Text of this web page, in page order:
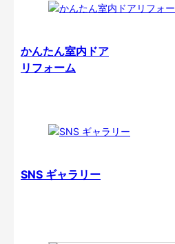
かんたん室内ドア
リフォーム
SNS ギャラリー